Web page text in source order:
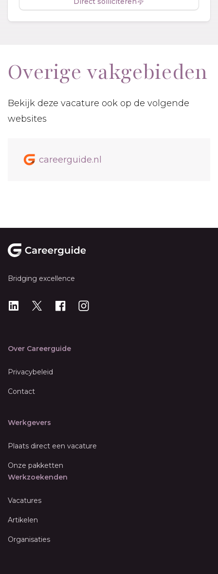
Overige vakgebieden
Bekijk deze vacature ook op de volgende
websites
careerguide.nl
Bridging excellence
LinkedIn
X Instagram
Over Careerguide
Privacybeleid
Contact
Werkgevers
Plaats direct een vacature
Onze pakketten
Werkzoekenden
Vacatures
Artikelen
Organisaties